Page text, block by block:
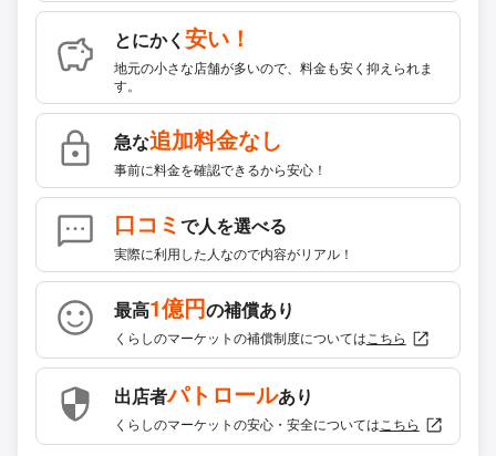
とにかく 安い！
地元の小さな店舗が多いので、料金も安く抑えられま
す。
急な追加料金なし
事前に料金を確認できるから安心！
口コミで人を選べる
実際に利用した人なので内容がリアル！
最高1億円の補償あり
くらしのマーケットの補償制度については こちら
出店者パトロールあり
くらしのマーケットの安心・安全については こちら